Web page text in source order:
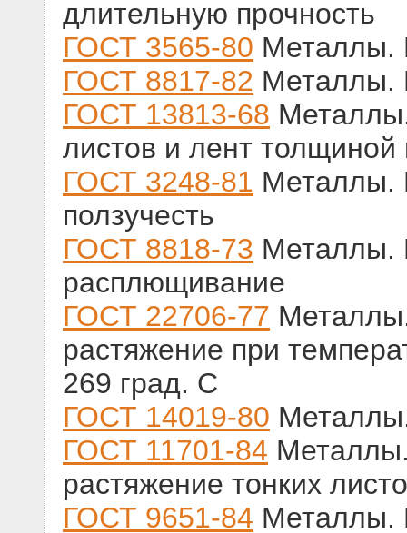
длительную прочность
ГОСТ 3565-80 Металлы.
ГОСТ 8817-82 Металлы.
ГОСТ 13813-68
листов и лент
ГОСТ 3248-81 Металлы.
ползучесть
ГОСТ 8818-73 Металлы.
расплющивание
ГОСТ 22706-77
растяжение при
269 град. С
ГОСТ 14019-80
ГОСТ 11701-84
растяжение тонких
ГОСТ 9651-84 Металлы.